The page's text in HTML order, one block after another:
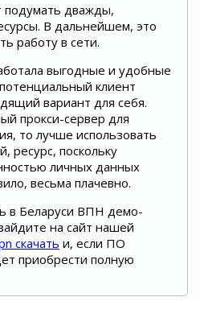
подумать дважды,
В дальнейшем, это
работу в сети.
выгодные и удобные
клиент
вариант для себя.
прокси-сервер для
то лучше использовать
ресурс, поскольку
личных данных
весьма плачевно.
в Беларуси ВПН демо-
на сайт нашей
скачать и, если ПО
приобрести полную